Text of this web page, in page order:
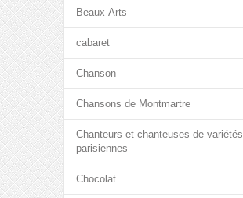
Beaux-Arts
cabaret
Chanson
Chansons de Montmartre
Chanteurs et chanteuses de variétés
parisiennes
Chocolat